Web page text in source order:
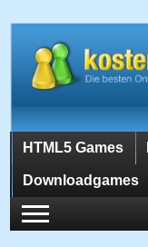
HTML5 Games
Downloadgames